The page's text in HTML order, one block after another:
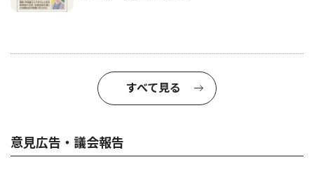
すべて見る
意見広告・議会報告